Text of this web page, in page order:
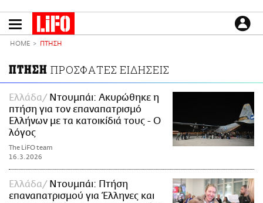
το
LIFO SHOP
NEWSLETTER
ΕΙΔΗΣΕΙΣ
CULTURE
ΑΠΟΨΕΙΣ
ΤΡΟΠΟΣ ΖΩΗΣ
PODCASTS
Plus
HOME ΠΤΗΣΗ
ΠΤΗΣΗ ΠΡΟΣΦΑΤΕΣ ΕΙΔΗΣΕΙΣ
Ελλάδα
Ντουμπάι: Ακυρώθηκε η
πτήση για τον επαναπατρισμό
Ελλήνων με τα κατοικίδιά τους - Ο
λόγος
The LiFO team
16.3.2026
Ελλάδα
Ντουμπάι: Πτήση
επαναπατρισμού για Έλληνες και